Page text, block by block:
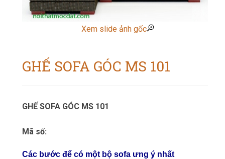
Xem slide ảnh gốc
GHẾ SOFA GÓC MS 101
GHẾ SOFA GÓC MS 101
Mã số:
Các bước để có một bộ sofa ưng ý nhất